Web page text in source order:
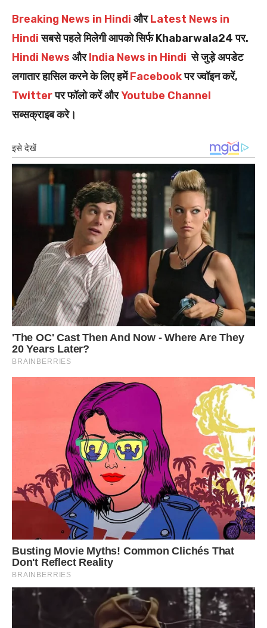
Breaking News in Hindi औरLatest News in
Hindiसबसे पहले मिलेगी आपको सिर्फ Khabarwala24 पर.
Hindi News औरIndia News in Hindi से जुड़े अपडेट
लगातार हासिल करने के लिए हमेंFacebookपर ज्वॉइन करें,
Twitterपर फॉलो करें औरYoutube Channel
सब्सक्राइब करे।